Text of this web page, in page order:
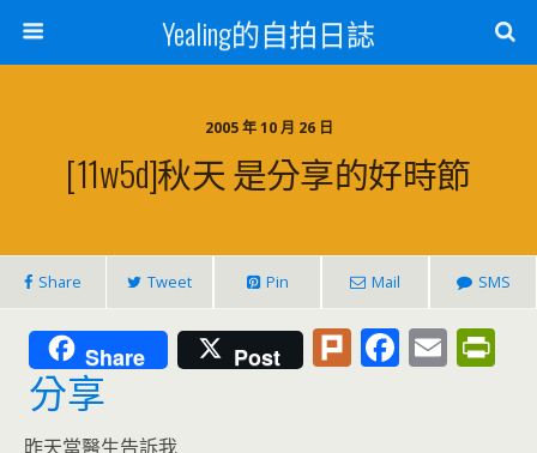
Yealing的自拍日誌
2005 年 10 月 26 日
[11w5d]秋天 是分享的好時節
Share Tweet Pin Mail SMS
Share Post Pl F E
分享
昨天當醫生告訴我